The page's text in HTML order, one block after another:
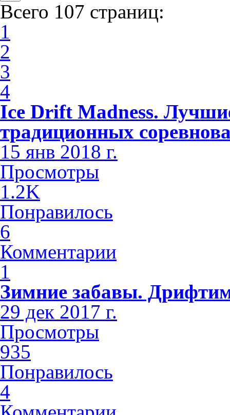
Всего 107 страниц:
1
2
3
4
Ice Drift Madness.
традиционных
15 янв 2018 г.
Просмотры
1.2K
Понравилось
6
Комментарии
1
Зимние забавы.
29 дек 2017 г.
Просмотры
935
Понравилось
4